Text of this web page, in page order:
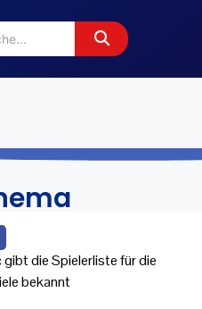
die Spielerliste für die
bekannt